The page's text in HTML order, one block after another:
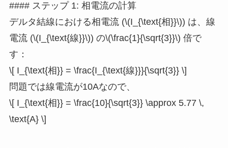
#### ステップ 1: 相電流の計算
デルタ結線における相電流 (\(I_{\text{相}}\)) は、線
電流 (\(I_{\text{線}}\)) の\(\frac{1}{\sqrt{3}}\) 倍で
す：
\[ I_{\text{相}} = \frac{I_{\text{線}}}{\sqrt{3}} \]
問題では線電流が10Aなので、
\[ I_{\text{相}} = \frac{10}{\sqrt{3}} \approx 5.77 \,
\text{A} \]